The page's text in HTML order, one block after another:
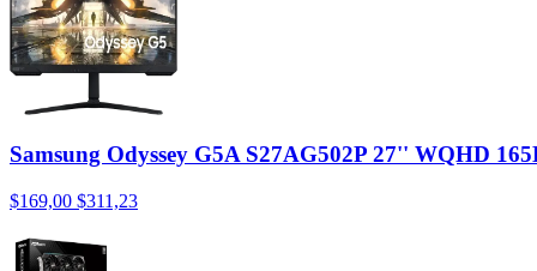
Samsung Odyssey G5A S27AG502P 27'' WQHD
$169,00 $311,23